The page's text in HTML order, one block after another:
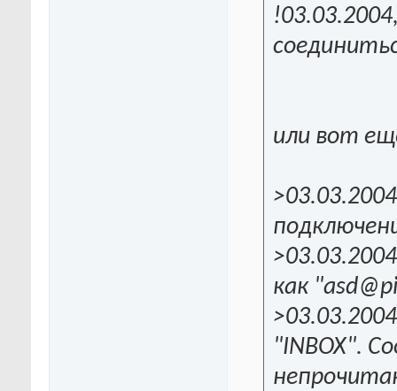
или вот
как
"INBOX".